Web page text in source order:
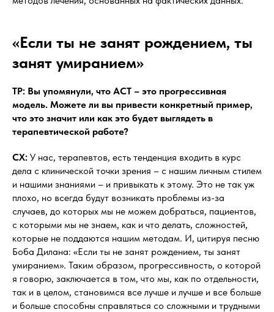
«Если ты не занят рождением, ты
занят умиранием»
ТР: Вы упомянули, что ACT – это прогрессивная
модель. Можете ли вы привести конкретный пример,
что это значит или как это будет выглядеть в
терапевтической работе?
СХ: У нас, терапевтов, есть тенденция входить в курс
дела с клинической точки зрения – с нашим личным стилем
и нашими знаниями – и привыкать к этому. Это не так уж
плохо, но всегда будут возникать проблемы из-за
случаев, до которых мы не можем добраться, пациентов,
с которыми мы не знаем, как и что делать, сложностей,
которые не поддаются нашим методам. И, цитируя песню
Боба Дилана: «Если ты не занят рождением, ты занят
умиранием». Таким образом, прогрессивность, о которой
я говорю, заключается в том, что мы, как по отдельности,
так и в целом, становимся все лучше и лучше и все больше
и больше способны справляться со сложными и трудными